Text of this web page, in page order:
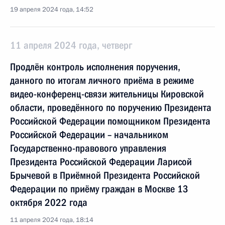
19 апреля 2024 года, 14:52
11 апреля 2024 года, четверг
Продлён контроль исполнения поручения,
данного по итогам личного приёма в режиме
видео-конференц-связи жительницы Кировской
области, проведённого по поручению Президента
Российской Федерации помощником Президента
Российской Федерации – начальником
Государственно-правового управления
Президента Российской Федерации Ларисой
Брычевой в Приёмной Президента Российской
Федерации по приёму граждан в Москве 13
октября 2022 года
11 апреля 2024 года, 18:14